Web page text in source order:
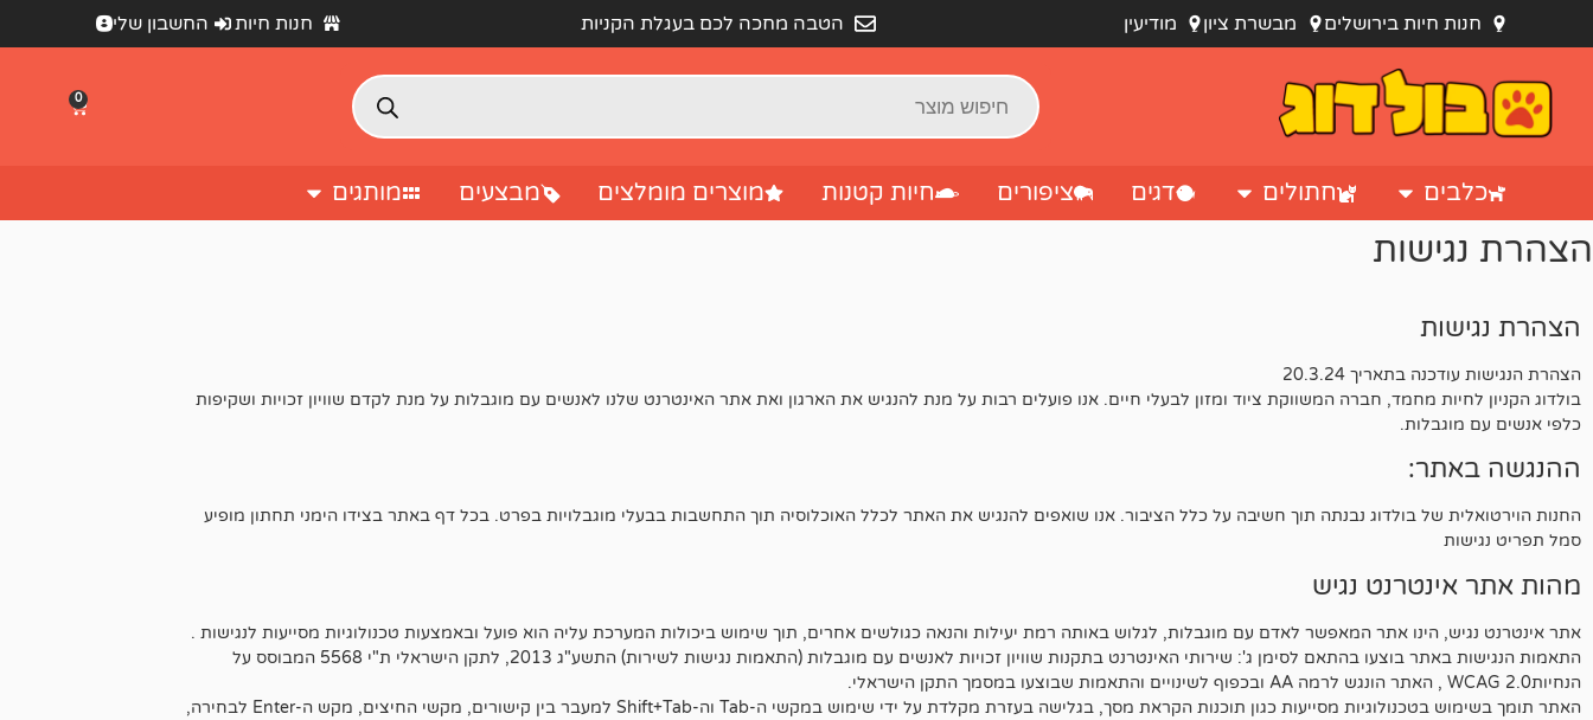
חנות חיות בירושלים מבשרת ציון מודיעין הטבה מחכה לכם בעגלת הקניות חנות חיות החשבון שלי
0
כלבים חתולים דגים ציפורים חיות קטנות מוצרים מומלצים מבצעים מותגים
הצהרת נגישות
הצהרת נגישות
הצהרת הנגישות עודכנה בתאריך 20.3.24
בולדוג הקניון לחיות מחמד, חברה המשווקת ציוד ומזון לבעלי חיים. אנו פועלים רבות על מנת להנגיש את הארגון ואת אתר האינטרנט שלנו לאנשים עם מוגבלות על מנת לקדם שוויון זכויות ושקיפות
כלפי אנשים עם מוגבלות.
ההנגשה באתר:
החנות הוירטואלית של בולדוג נבנתה תוך חשיבה על כלל הציבור. אנו שואפים להנגיש את האתר לכלל האוכלוסיה תוך התחשבות בבעלי מוגבלויות בפרט. בכל דף באתר בצידו הימני תחתון מופיע
סמל תפריט נגישות
מהות אתר אינטרנט נגיש
אתר אינטרנט נגיש, הינו אתר המאפשר לאדם עם מוגבלות, לגלוש באותה רמת יעילות והנאה כגולשים אחרים, תוך שימוש ביכולות המערכת עליה הוא פועל ובאמצעות טכנולוגיות מסייעות לנגישות .
התאמות הנגישות באתר בוצעו בהתאם לסימן ג': שירותי האינטרנט בתקנות שוויון זכויות לאנשים עם מוגבלות (התאמות נגישות לשירות) התשע"ג 2013, לתקן הישראלי ת"י 5568 המבוסס על
הנחיותWCAG 2.0 , האתר הונגש לרמה AA ובכפוף לשינויים והתאמות שבוצעו במסמך התקן הישראלי.
האתר תומך בשימוש בטכנולוגיות מסייעות כגון תוכנות הקראת מסך, בגלישה בעזרת מקלדת על ידי שימוש במקשי ה-Tab וה-Shift+Tab למעבר בין קישורים, מקשי החיצים, מקש ה-Enter לבחירה,